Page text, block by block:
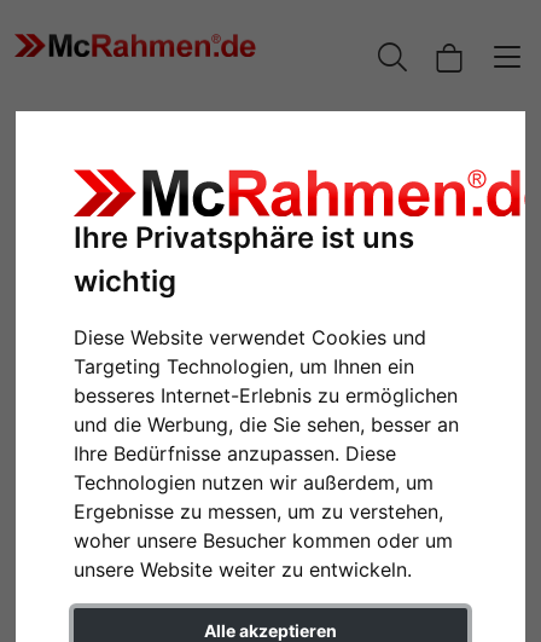
Ihre Privatsphäre ist uns
wichtig
Diese Website verwendet Cookies und
Targeting Technologien, um Ihnen ein
besseres Internet-Erlebnis zu ermöglichen
und die Werbung, die Sie sehen, besser an
Ihre Bedürfnisse anzupassen. Diese
Technologien nutzen wir außerdem, um
Ergebnisse zu messen, um zu verstehen,
woher unsere Besucher kommen oder um
unsere Website weiter zu entwickeln.
Alle akzeptieren
Zurück